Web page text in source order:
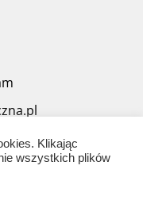
Klikając
wszystkich plików